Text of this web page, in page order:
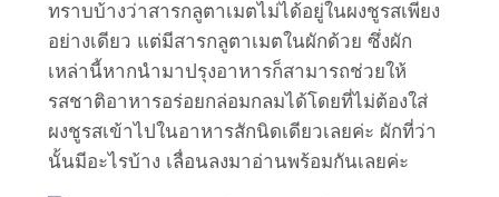
ทราบบ้างว่าสารกลูตาเมตไม่ได้อยู่ในผงชูรสเพียง
อย่างเดียว แต่มีสารกลูตาเมตในผักด้วย ซึ่งผัก
เหล่านี้หากนำมาปรุงอาหารก็สามารถช่วยให้
รสชาติอาหารอร่อยกล่อมกลมได้โดยที่ไม่ต้องใส่
ผงชูรสเข้าไปในอาหารสักนิดเดียวเลยค่ะ ผักที่ว่า
นั้นมีอะไรบ้าง เลื่อนลงมาอ่านพร้อมกันเลยค่ะ